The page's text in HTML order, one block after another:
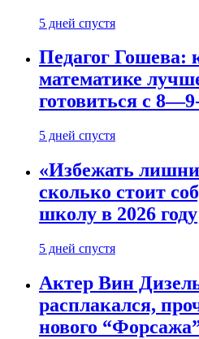
5 дней спустя
Педагог Гошева:
математике
готовиться с
5 дней спустя
«Избежать
сколько стоит
школу в 2026 году
5 дней спустя
Актер Вин
расплакался,
нового